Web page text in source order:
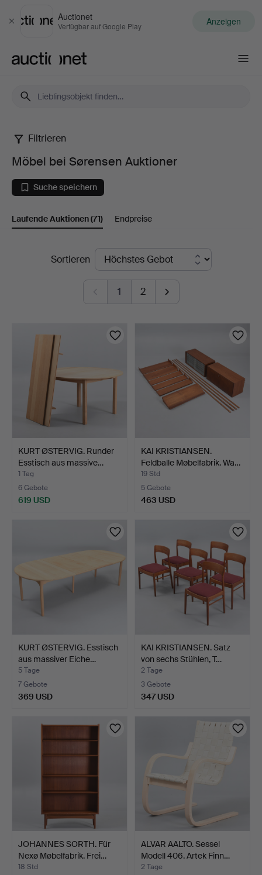
Schließen
Auctionet
Verfügbar auf Google Play Anzeigen
Möbel
bei
Sørensen
Auktioner
Filtrieren
Möbel bei Sørensen Auktioner
Suche speichern
Laufende Auktionen(71) Endpreise
LaufendeSortieren
1 2
KURT ØSTERVIG. Runder
Esstisch aus massive…
1 Tag
6 Gebote
619 USD
KAI KRISTIANSEN.
Feldballe Møbelfabrik. Wa…
19 Std
5 Gebote
463 USD
KURT ØSTERVIG. Esstisch
aus massiver Eiche…
5 Tage
7 Gebote
369 USD
KAI KRISTIANSEN. Satz
von sechs Stühlen, T…
2 Tage
3 Gebote
347 USD
JOHANNES SORTH. Für
Nexø Møbelfabrik. Frei…
18 Std
ALVAR AALTO. Sessel
Modell 406. Artek Finn…
2 Tage